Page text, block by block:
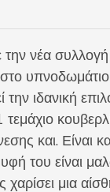
νέα
ιδανική
τεμάχιο
και. Είναι
του είναι
χαρίσει μια